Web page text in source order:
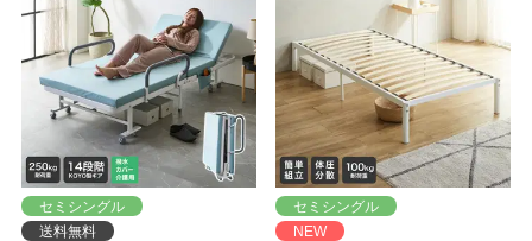
セミシングル
送料無料
セミシングル
NEW